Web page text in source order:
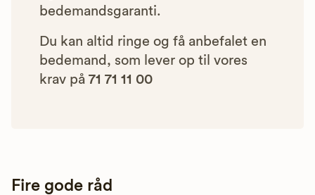
bedemandsgaranti.
Du kan altid ringe og få anbefalet en
bedemand, som lever op til vores
krav på 71 71 11 00
Fire gode råd